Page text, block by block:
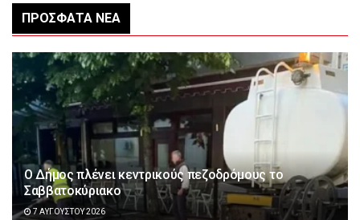
ΠΡΌΣΦΑΤΑ ΝΈΑ
Ο Δήμος πλένει κεντρικούς πεζοδρόμους το
Σαββατοκύριακο
7 ΑΥΓΟΎΣΤΟΥ 2026